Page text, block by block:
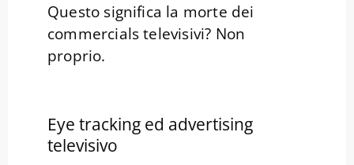
Questo significa la morte dei
commercials televisivi? Non
proprio.
Eye tracking ed advertising
televisivo